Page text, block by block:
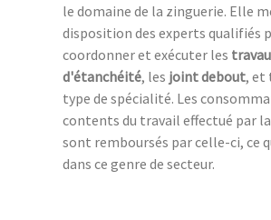
le domaine de la zinguerie. Elle
disposition des experts qualifiés
coordonner et exécuter les
d'étanchéité, les joint debout, et
type de spécialité. Les
contents du travail effectué par
sont remboursés par celle-ci, ce
dans ce genre de secteur.